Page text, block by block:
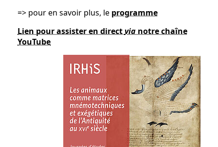
=> pour en savoir plus, le programme
Lien pour assister en directvia notre chaîne
YouTube